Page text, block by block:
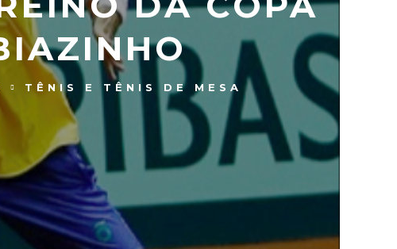
TÊNIS E TÊNIS DE MESA